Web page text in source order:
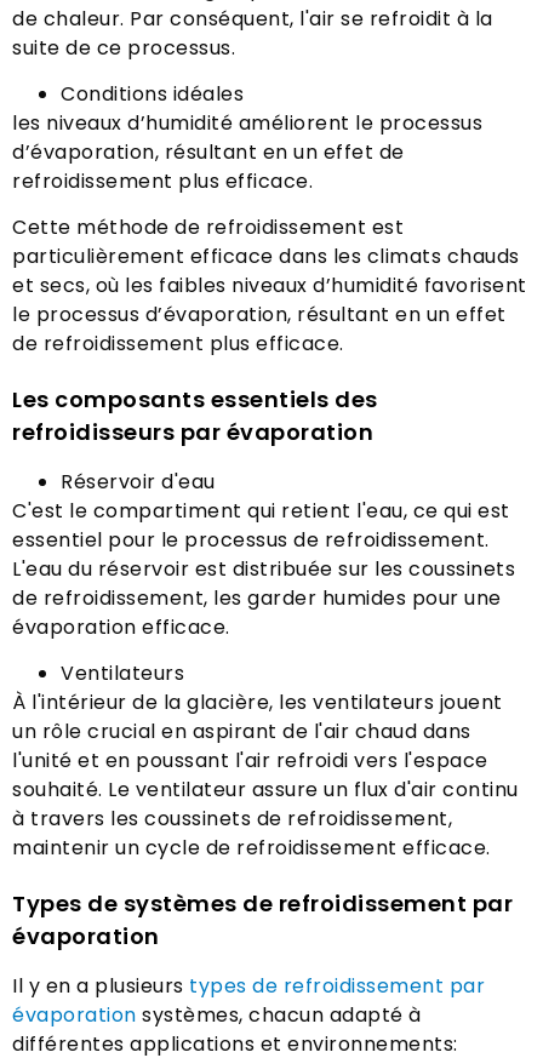
de chaleur. Par conséquent, l'air se refroidit à la
suite de ce processus.
Conditions idéales
les niveaux d’humidité améliorent le processus
d’évaporation, résultant en un effet de
refroidissement plus efficace.
Cette méthode de refroidissement est
particulièrement efficace dans les climats chauds
et secs, où les faibles niveaux d’humidité favorisent
le processus d’évaporation, résultant en un effet
de refroidissement plus efficace.
Les composants essentiels des
refroidisseurs par évaporation
Réservoir d'eau
C'est le compartiment qui retient l'eau, ce qui est
essentiel pour le processus de refroidissement.
L'eau du réservoir est distribuée sur les coussinets
de refroidissement, les garder humides pour une
évaporation efficace.
Ventilateurs
À l'intérieur de la glacière, les ventilateurs jouent
un rôle crucial en aspirant de l'air chaud dans
l'unité et en poussant l'air refroidi vers l'espace
souhaité. Le ventilateur assure un flux d'air continu
à travers les coussinets de refroidissement,
maintenir un cycle de refroidissement efficace.
Types de systèmes de refroidissement par
évaporation
Il y en a plusieurs types de refroidissement par
évaporation systèmes, chacun adapté à
différentes applications et environnements: